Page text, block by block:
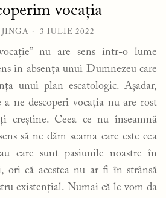
vocația
3 IULIE 2022
nu are sens într-o lume
în absența unui Dumnezeu care
unui plan escatologic. Așadar,
ne descoperi vocația nu are rost
creștine. Ceea ce nu înseamnă
să ne dăm seama care este cea
care sunt pasiunile noastre în
ori că acestea nu ar fi în strânsă
existențial. Numai că le vom da